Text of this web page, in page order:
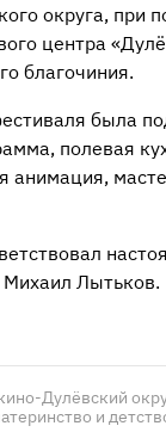
округа, при
центра
благочиния.
была
полевая
анимация,
Лытьков.
Дулёвский
и